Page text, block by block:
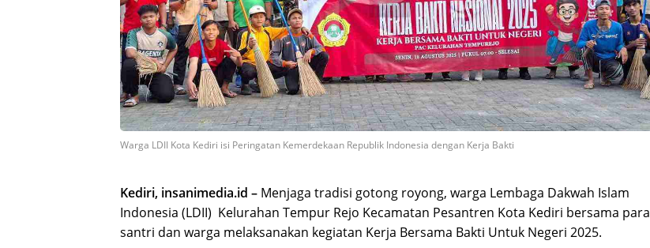
Warga LDII Kota Kediri isi Peringatan Kemerdekaan Republik Indonesia dengan Kerja Bakti
Kediri, insanimedia.id – Menjaga tradisi gotong royong, warga Lembaga Dakwah Islam
Indonesia (LDII) Kelurahan Tempur Rejo Kecamatan Pesantren Kota Kediri bersama para
santri dan warga melaksanakan kegiatan Kerja Bersama Bakti Untuk Negeri 2025.